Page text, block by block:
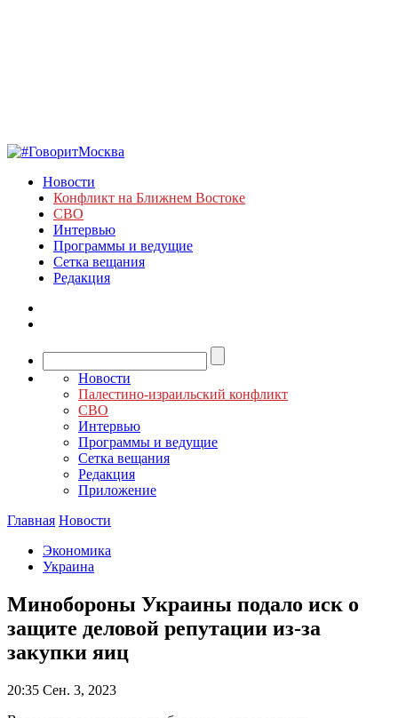
Новости
Конфликт на Ближнем Востоке
СВО
Интервью
Программы и ведущие
Сетка вещания
Редакция
Новости
Палестино-израильский конфликт
СВО
Интервью
Программы и ведущие
Сетка вещания
Редакция
Приложение
Главная Новости
Экономика
Украина
Минобороны Украины подало иск о
защите деловой репутации из-за
закупки яиц
20:35 Сен. 3, 2023